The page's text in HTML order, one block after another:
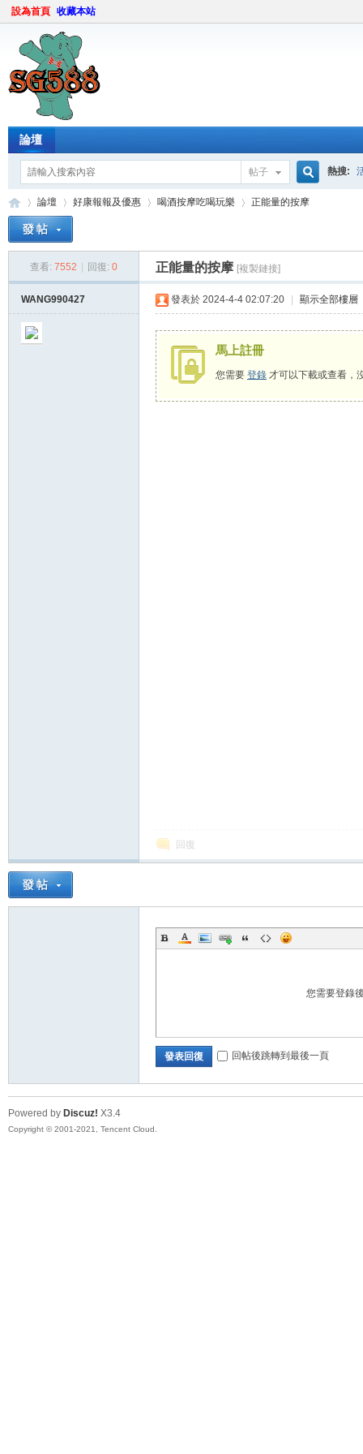
設為首頁 收藏本站
論壇
帖子
搜
熱搜:
論壇
›
好康報報及優惠 喝酒按摩吃喝玩樂
›
正能量的按摩
查看: 7552 回復: 0 正能量的按摩 [複製鏈接]
WANG990427 發表於 2024-4-4 02:07:20 顯示全部樓層
馬上註冊
您需要 登錄 才可以下載或查看，
回復
您需要登錄
發表回復 回帖後跳轉到最後一頁
Powered by Discuz! X3.4
Copyright © 2001-2021, Tencent Cloud.